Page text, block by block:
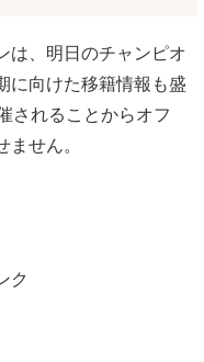
は、明日のチャンピオ
に向けた移籍情報も盛
されることからオフ
せん。
ク